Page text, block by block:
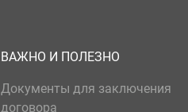
ВАЖНО И ПОЛЕЗНО
Документы для заключения
договора